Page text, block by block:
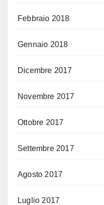
Febbraio 2018
Gennaio 2018
Dicembre 2017
Novembre 2017
Ottobre 2017
Settembre 2017
Agosto 2017
Luglio 2017